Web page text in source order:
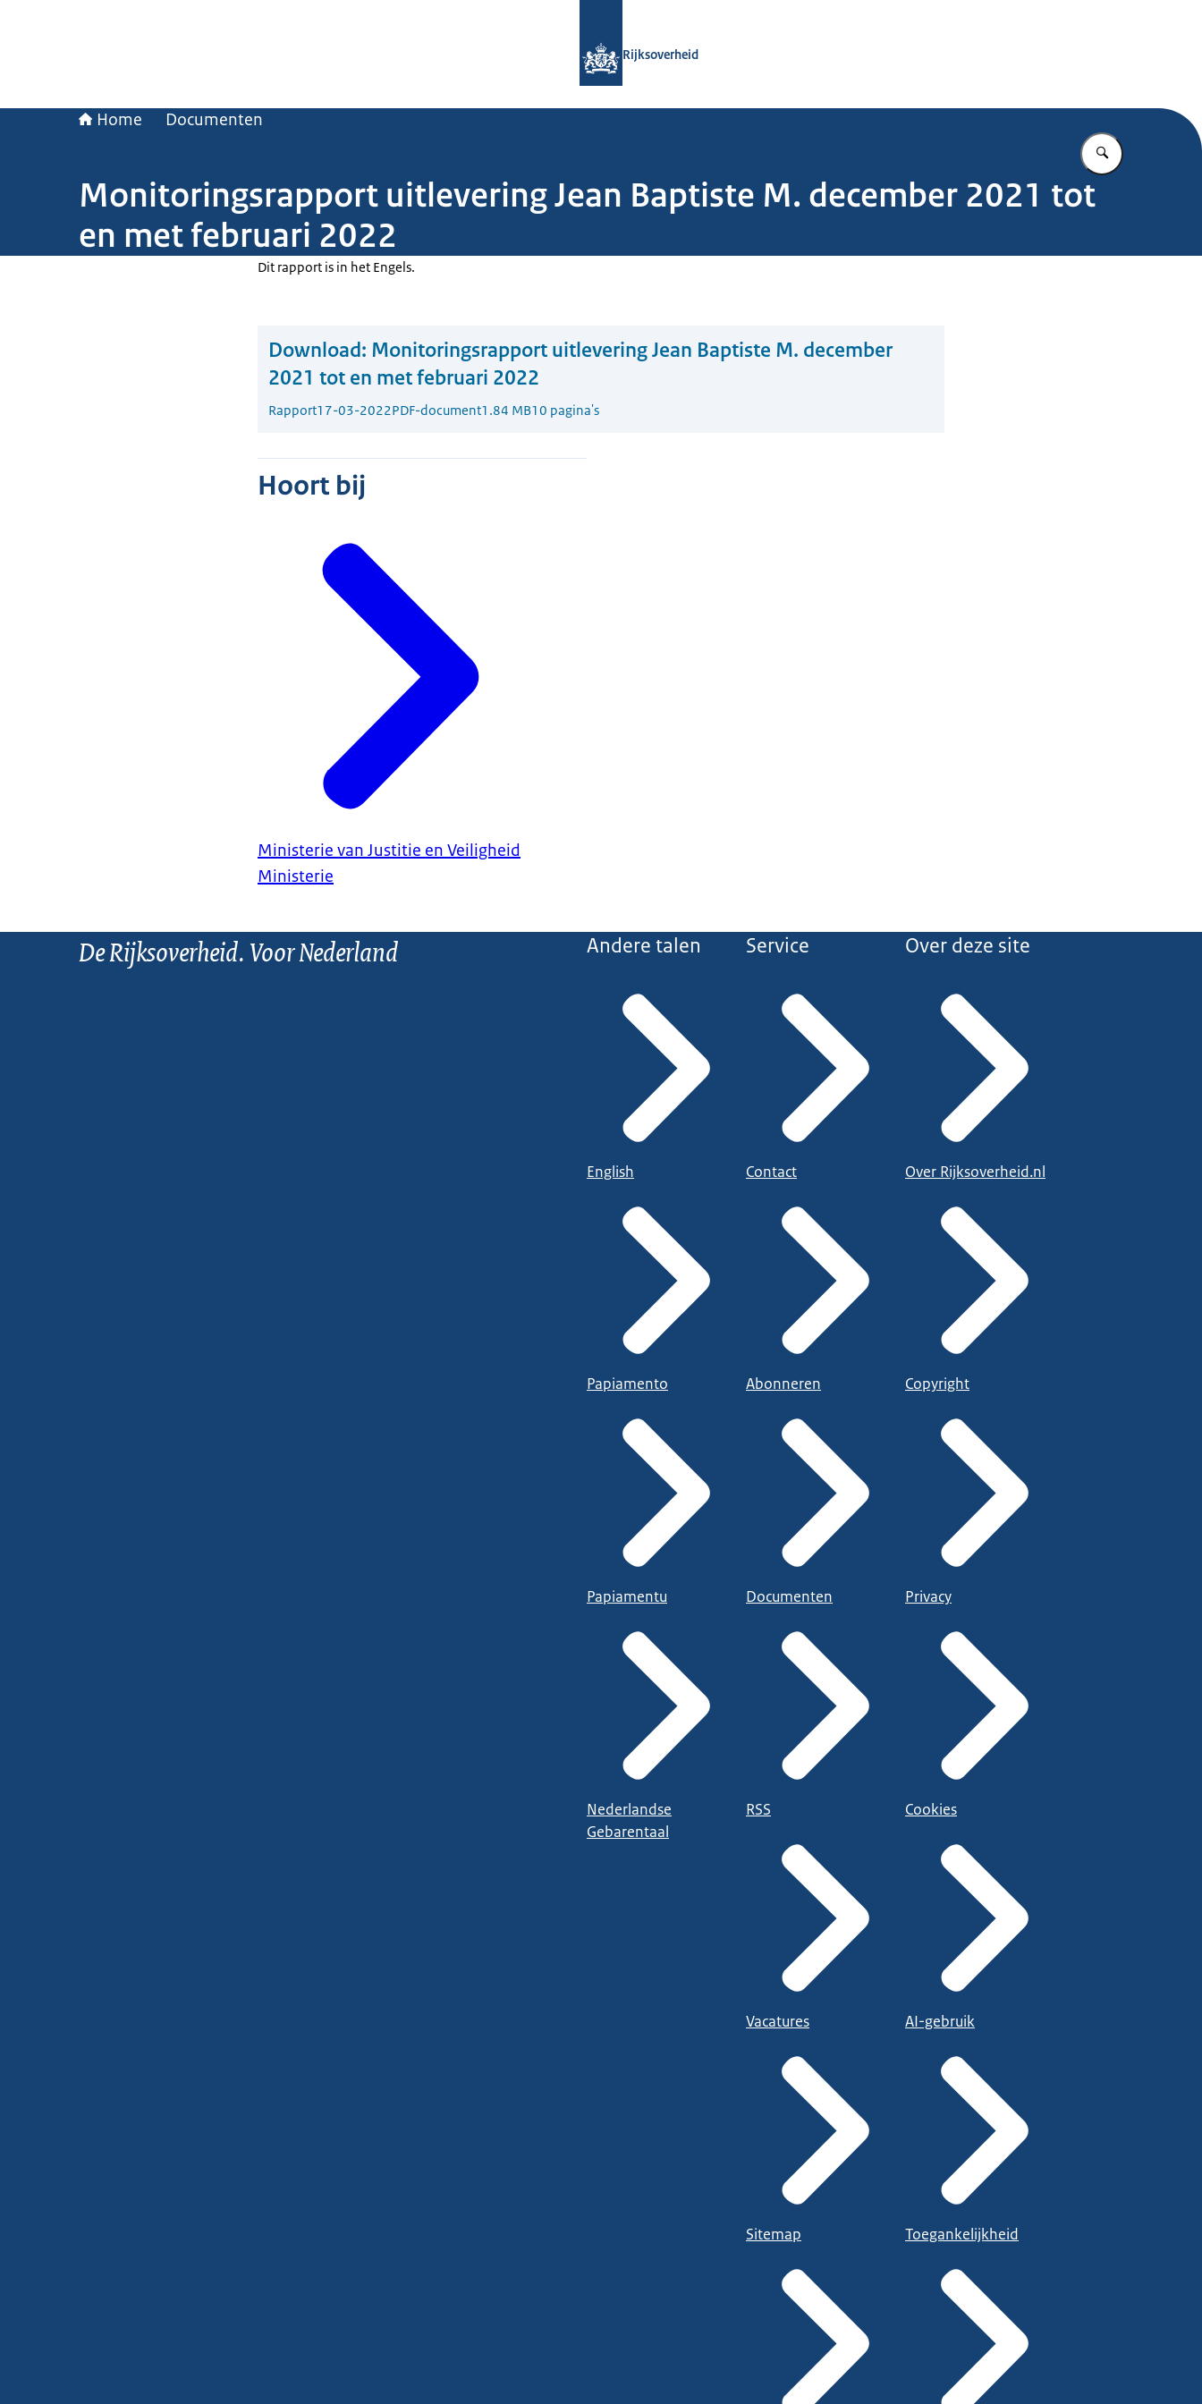
Rijksoverheid
Home Documenten
Vul in wat u
Monitoringsrapport uitlevering Jean Baptiste M. december 2021 tot
en met februari 2022
Dit rapport is in het Engels.
Download: Monitoringsrapport uitlevering Jean Baptiste M. december
2021 tot en met februari 2022
Rapport17-03-2022PDF-document1.84 MB10 pagina's
Hoort bij
Ministerie van Justitie en Veiligheid
Ministerie
De Rijksoverheid. Voor Nederland Andere talen
English
Papiamento
Papiamentu
Nederlandse
Gebarentaal
Service
Contact
Abonneren
Documenten
RSS
Vacatures
Sitemap
Over deze site
Over Rijksoverheid.nl
Copyright
Privacy
Cookies
AI-gebruik
Toegankelijkheid